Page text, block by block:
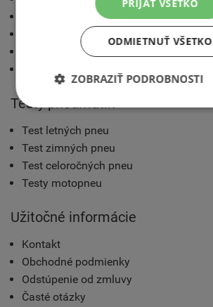
Výrobcovia pneumatík
Konfigurátory tretích strán
Testy pneumatík
Test letných pneu
Test zimných pneu
Test celoročných pneu
Testy motopneu
Užitočné informácie
Kontakt
Obchodné podmienky
Odstúpenie od zmluvy
Časté otázky
PRIJAŤ VŠETKO
ODMIETNUŤ VŠETKO
ZOBRAZIŤ PODROBNOSTI